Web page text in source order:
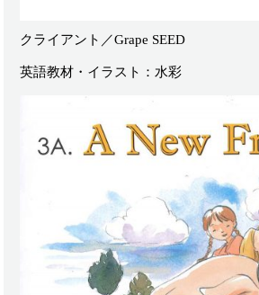
クライアント／Grape SEED
英語教材・イラスト：水彩